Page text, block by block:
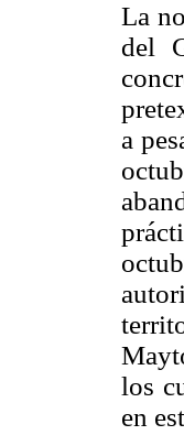
La
del
a
los
en